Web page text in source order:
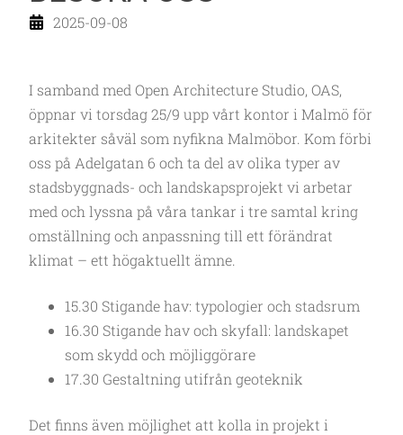
2025-09-08
I samband med Open Architecture Studio, OAS,
öppnar vi torsdag 25/9 upp vårt kontor i Malmö för
arkitekter såväl som nyfikna Malmöbor. Kom förbi
oss på Adelgatan 6 och ta del av olika typer av
stadsbyggnads- och landskapsprojekt vi arbetar
med och lyssna på våra tankar i tre samtal kring
omställning och anpassning till ett förändrat
klimat – ett högaktuellt ämne.
15.30 Stigande hav: typologier och stadsrum
16.30 Stigande hav och skyfall: landskapet
som skydd och möjliggörare
17.30 Gestaltning utifrån geoteknik
Det finns även möjlighet att kolla in projekt i